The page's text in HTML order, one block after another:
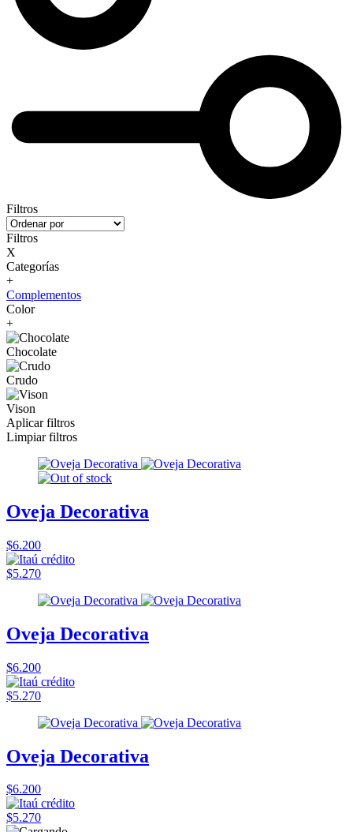
Filtros
Filtros
X
Categorías
+
Complementos
Color
+
Chocolate
Crudo
Vison
Aplicar filtros
Limpiar filtros
Oveja Decorativa
$6.200
$5.270
Oveja Decorativa
$6.200
$5.270
Oveja Decorativa
$6.200
$5.270